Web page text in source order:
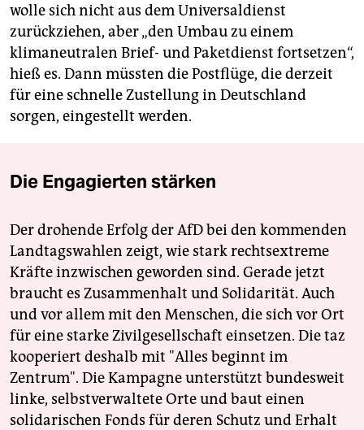
wolle sich nicht aus dem Universaldienst
zurückziehen, aber „den Umbau zu einem
klimaneutralen Brief- und Paketdienst fortsetzen“,
hieß es. Dann müssten die Postflüge, die derzeit
für eine schnelle Zustellung in Deutschland
sorgen, eingestellt werden.
Die Engagierten stärken
Der drohende Erfolg der AfD bei den kommenden
Landtagswahlen zeigt, wie stark rechtsextreme
Kräfte inzwischen geworden sind. Gerade jetzt
braucht es Zusammenhalt und Solidarität. Auch
und vor allem mit den Menschen, die sich vor Ort
für eine starke Zivilgesellschaft einsetzen. Die taz
kooperiert deshalb mit "Alles beginnt im
Zentrum". Die Kampagne unterstützt bundesweit
linke, selbstverwaltete Orte und baut einen
solidarischen Fonds für deren Schutz und Erhalt